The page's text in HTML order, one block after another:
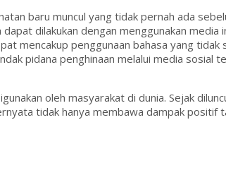
baru muncul yang tidak pernah ada
dilakukan dengan menggunakan
mencakup penggunaan bahasa yang
pidana penghinaan melalui media sosial
oleh masyarakat di dunia. Sejak
tidak hanya membawa dampak